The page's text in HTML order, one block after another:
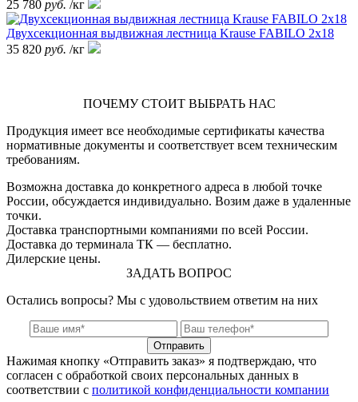
25 780 руб. /кг
Двухсекционная выдвижная лестница Krause FABILO 2х18
35 820 руб. /кг
ПОЧЕМУ СТОИТ ВЫБРАТЬ НАС
Продукция имеет все необходимые сертификаты качества
нормативные документы и соответствует всем техническим
требованиям.
Возможна доставка до конкретного адреса в любой точке
России, обсуждается индивидуально. Возим даже в удаленные
точки.
Доставка транспортными компаниями по всей России.
Доставка до терминала ТК — бесплатно.
Дилерские цены.
ЗАДАТЬ ВОПРОС
Остались вопросы? Мы с удовольствием ответим на них
Отправить
Нажимая кнопку «Отправить заказ» я подтверждаю, что
согласен с обработкой своих персональных данных в
соответствии с политикой конфиденциальности компании